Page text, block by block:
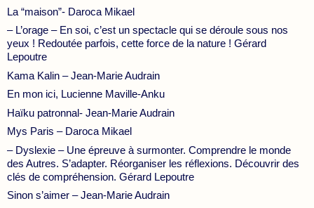
La “maison”- Daroca Mikael
– L’orage – En soi, c’est un spectacle qui se déroule sous nos
yeux ! Redoutée parfois, cette force de la nature ! Gérard
Lepoutre
Kama Kalin – Jean-Marie Audrain
En mon ici, Lucienne Maville-Anku
Haïku patronnal- Jean-Marie Audrain
Mys Paris – Daroca Mikael
– Dyslexie – Une épreuve à surmonter. Comprendre le monde
des Autres. S’adapter. Réorganiser les réflexions. Découvrir des
clés de compréhension. Gérard Lepoutre
Sinon s’aimer – Jean-Marie Audrain